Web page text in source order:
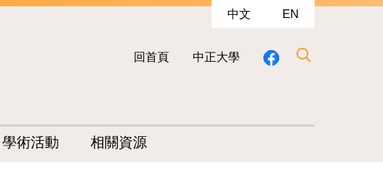
回首頁 中正大學
學術活動 相關資源
中文 EN